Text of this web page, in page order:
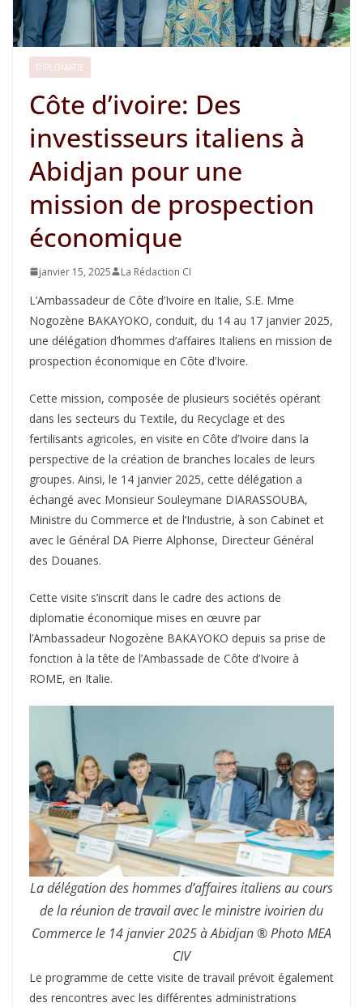
DIPLOMATIE
Côte d’ivoire: Des
investisseurs italiens à
Abidjan pour une
mission de prospection
économique
janvier 15, 2025 La Rédaction CI
L’Ambassadeur de Côte d’Ivoire en Italie, S.E. Mme
Nogozène BAKAYOKO, conduit, du 14 au 17 janvier 2025,
une délégation d’hommes d’affaires Italiens en mission de
prospection économique en Côte d’Ivoire.
Cette mission, composée de plusieurs sociétés opérant
dans les secteurs du Textile, du Recyclage et des
fertilisants agricoles, en visite en Côte d’Ivoire dans la
perspective de la création de branches locales de leurs
groupes. Ainsi, le 14 janvier 2025, cette délégation a
échangé avec Monsieur Souleymane DIARASSOUBA,
Ministre du Commerce et de l’Industrie, à son Cabinet et
avec le Général DA Pierre Alphonse, Directeur Général
des Douanes.
Cette visite s’inscrit dans le cadre des actions de
diplomatie économique mises en œuvre par
l’Ambassadeur Nogozène BAKAYOKO depuis sa prise de
fonction à la tête de l’Ambassade de Côte d’Ivoire à
ROME, en Italie.
La délégation des hommes d’affaires italiens au cours
de la réunion de travail avec le ministre ivoirien du
Commerce le 14 janvier 2025 à Abidjan ® Photo MEA
CIV
Le programme de cette visite de travail prévoit également
des rencontres avec les différentes administrations